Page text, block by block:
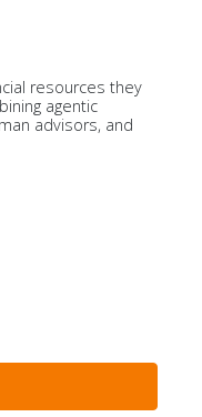
resources they
agentic
advisors, and